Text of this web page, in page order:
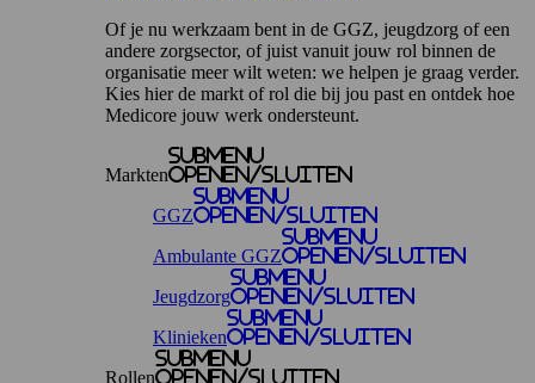
Of je nu werkzaam bent in de GGZ, jeugdzorg of een
andere zorgsector, of juist vanuit jouw rol binnen de
organisatie meer wilt weten: we helpen je graag verder.
Kies hier de markt of rol die bij jou past en ontdek hoe
Medicore jouw werk ondersteunt.
Markten
Submenu
openen/sluiten
GGZ
Submenu
openen/sluiten
Ambulante GGZ
Submenu
openen/sluiten
Jeugdzorg
Submenu
openen/sluiten
Klinieken
Submenu
openen/sluiten
Rollen
Submenu
openen/sluiten